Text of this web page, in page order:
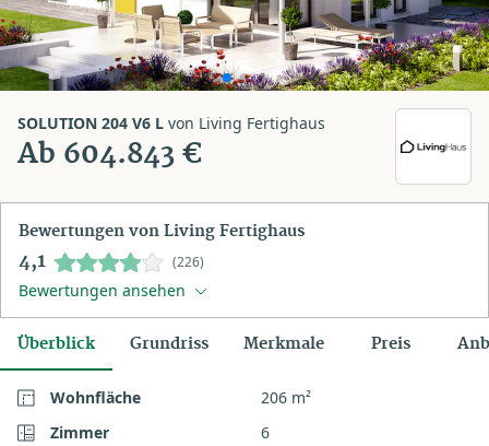
SOLUTION 204 V6 L von Living Fertighaus
Ab 604.843 €
Bewertungen von Living Fertighaus
4,1 (226)
Bewertungen ansehen
Überblick Grundriss Merkmale Preis
Wohnfläche
206 m²
Zimmer
6